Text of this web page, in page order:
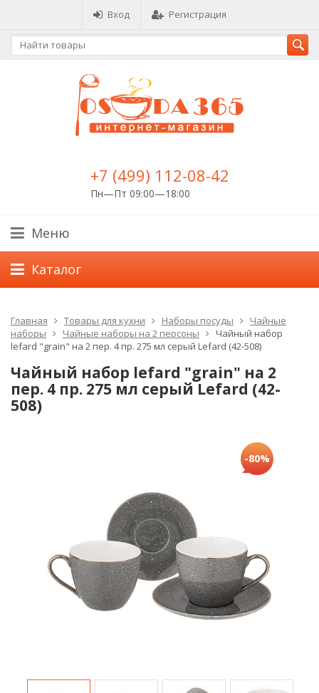
Вход Регистрация
+7 (499) 112-08-42
Пн—Пт 09:00—18:00
Меню
Каталог
Главная Товары для кухни Наборы посуды
Чайные
наборы
Чайные наборы на 2 персоны
Чайный набор
lefard "grain" на 2 пер. 4 пр. 275 мл серый Lefard (42-508)
Чайный набор lefard "grain" на 2
пер. 4 пр. 275 мл серый Lefard (42-
508)
-80%